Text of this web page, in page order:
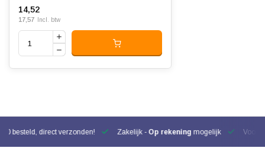
14,52
17,57 Incl. btw
besteld, direct verzonden! Zakelijk - Op rekening mogelijk Voor